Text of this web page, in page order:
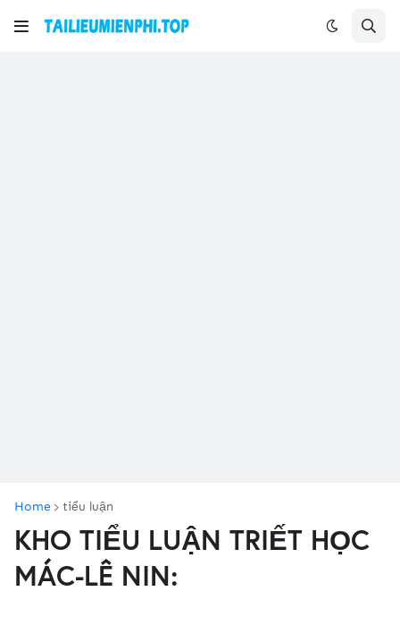
Home tiểu luận
KHO TIỂU LUẬN TRIẾT HỌC
MÁC-LÊ NIN: